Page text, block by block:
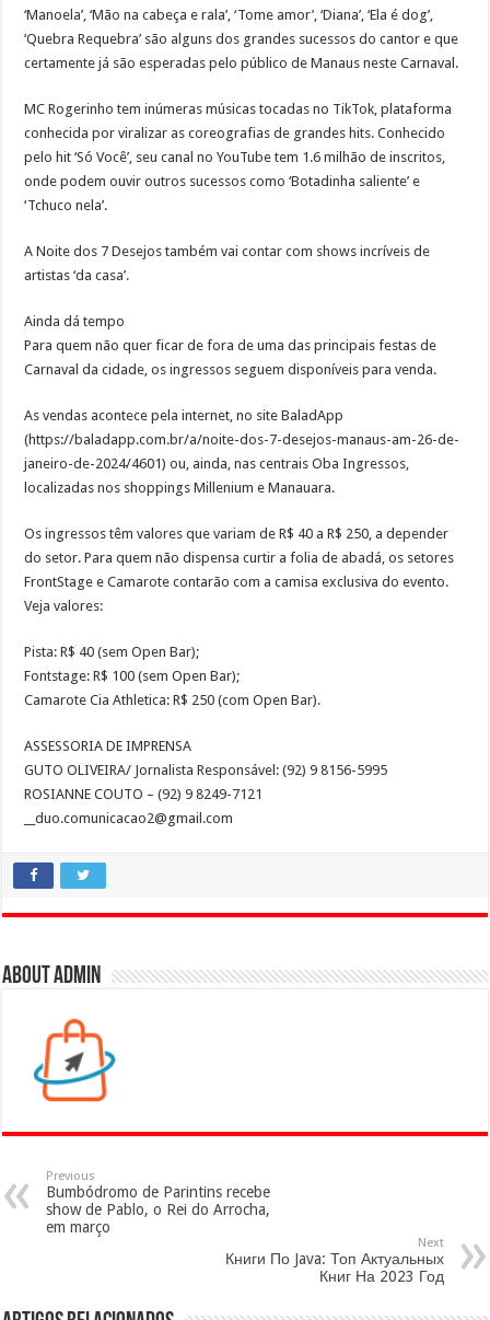
‘Manoela’, ‘Mão na cabeça e rala’, ‘Tome amor’, ‘Diana’, ‘Ela é dog’,
‘Quebra Requebra’ são alguns dos grandes sucessos do cantor e que
certamente já são esperadas pelo público de Manaus neste Carnaval.
MC Rogerinho tem inúmeras músicas tocadas no TikTok, plataforma
conhecida por viralizar as coreografias de grandes hits. Conhecido
pelo hit ‘Só Você’, seu canal no YouTube tem 1.6 milhão de inscritos,
onde podem ouvir outros sucessos como ‘Botadinha saliente’ e
‘Tchuco nela’.
A Noite dos 7 Desejos também vai contar com shows incríveis de
artistas ‘da casa’.
Ainda dá tempo
Para quem não quer ficar de fora de uma das principais festas de
Carnaval da cidade, os ingressos seguem disponíveis para venda.
As vendas acontece pela internet, no site BaladApp
(https://baladapp.com.br/a/noite-dos-7-desejos-manaus-am-26-de-
janeiro-de-2024/4601) ou, ainda, nas centrais Oba Ingressos,
localizadas nos shoppings Millenium e Manauara.
Os ingressos têm valores que variam de R$ 40 a R$ 250, a depender
do setor. Para quem não dispensa curtir a folia de abadá, os setores
FrontStage e Camarote contarão com a camisa exclusiva do evento.
Veja valores:
Pista: R$ 40 (sem Open Bar);
Fontstage: R$ 100 (sem Open Bar);
Camarote Cia Athletica: R$ 250 (com Open Bar).
ASSESSORIA DE IMPRENSA
GUTO OLIVEIRA/ Jornalista Responsável: (92) 9 8156-5995
ROSIANNE COUTO – (92) 9 8249-7121
__duo.comunicacao2@gmail.com
About admin
Previous
Bumbódromo de Parintins recebe
show de Pablo, o Rei do Arrocha,
em março
Next
Книги По Java: Топ Актуальных
Книг На 2023 Год